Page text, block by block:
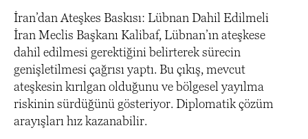
İran’dan Ateşkes Baskısı: Lübnan Dahil Edilmeli
İran Meclis Başkanı Kalibaf, Lübnan’ın ateşkese
dahil edilmesi gerektiğini belirterek sürecin
genişletilmesi çağrısı yaptı. Bu çıkış, mevcut
ateşkesin kırılgan olduğunu ve bölgesel yayılma
riskinin sürdüğünü gösteriyor. Diplomatik çözüm
arayışları hız kazanabilir.